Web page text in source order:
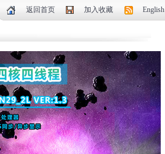
返回首页 加入收藏 English